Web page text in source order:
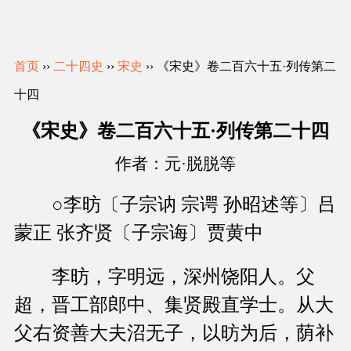
首页 ›› 二十四史 ›› 宋史 ›› 《宋史》卷二百六十五·列传第二
十四
《宋史》卷二百六十五·列传第二十四
作者：元·脱脱等
○李昉〔子宗讷 宗谔 孙昭述等〕吕
蒙正 张齐贤〔子宗诲〕贾黄中
李昉，字明远，深州饶阳人。父
超，晋工部郎中、集贤殿直学士。从大
父右资善大夫沼无子，以昉为后，荫补